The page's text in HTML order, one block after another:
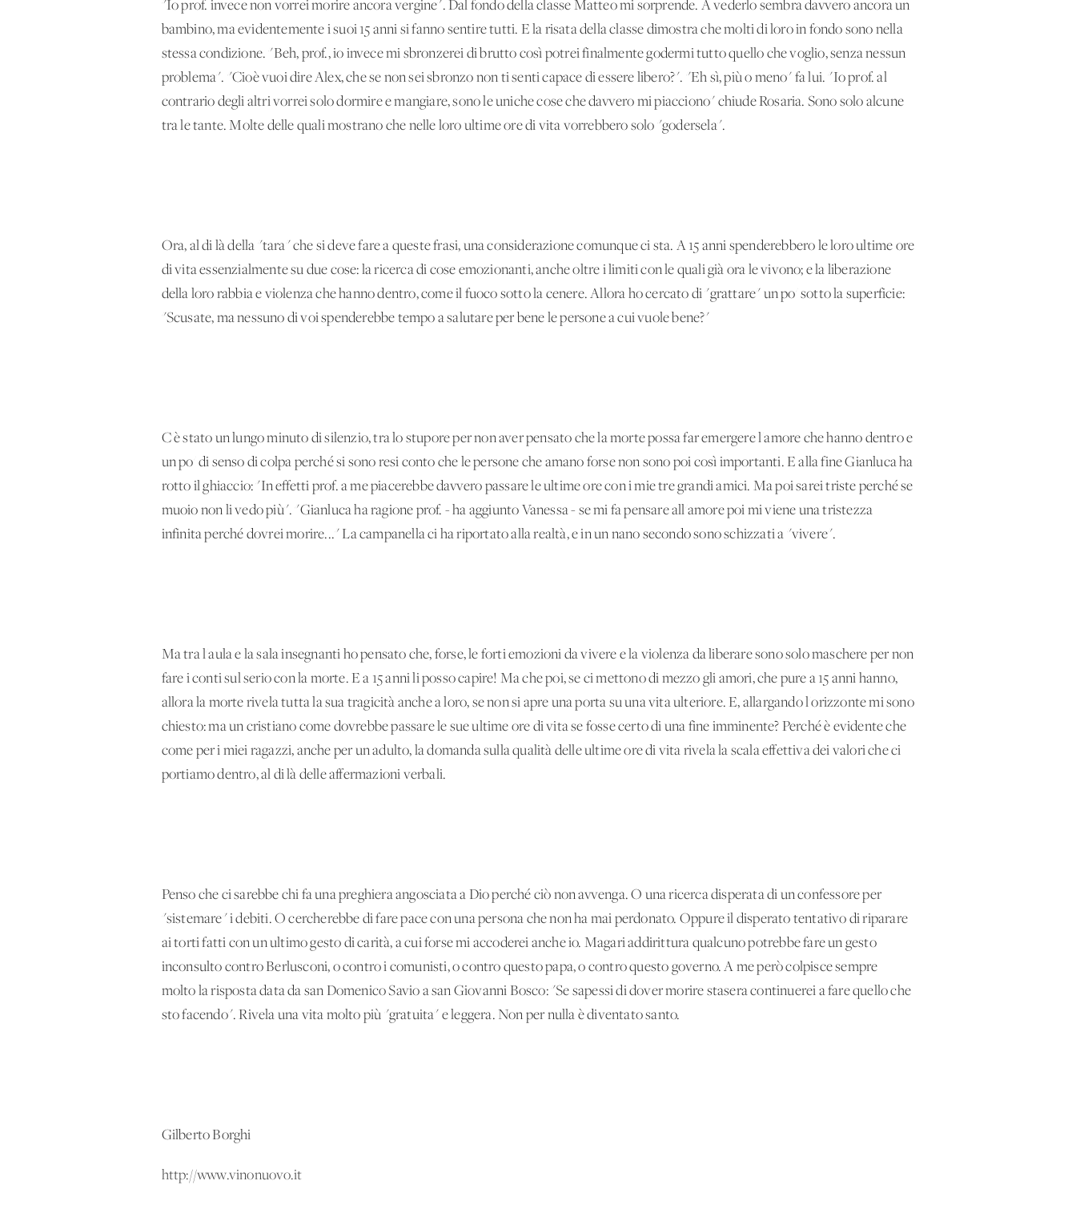
"Io prof. invece non vorrei morire ancora vergine". Dal fondo della classe Matteo mi sorprende. A vederlo sembra davvero ancora un
bambino, ma evidentemente i suoi 15 anni si fanno sentire tutti. E la risata della classe dimostra che molti di loro in fondo sono nella
stessa condizione. "Beh, prof., io invece mi sbronzerei di brutto così potrei finalmente godermi tutto quello che voglio, senza nessun
problema". "Cioè vuoi dire Alex, che se non sei sbronzo non ti senti capace di essere libero?". "Eh sì, più o meno" fa lui. "Io prof. al
contrario degli altri vorrei solo dormire e mangiare, sono le uniche cose che davvero mi piacciono" chiude Rosaria. Sono solo alcune
tra le tante. Molte delle quali mostrano che nelle loro ultime ore di vita vorrebbero solo "godersela".
Ora, al di là della "tara" che si deve fare a queste frasi, una considerazione comunque ci sta. A 15 anni spenderebbero le loro ultime ore
di vita essenzialmente su due cose: la ricerca di cose emozionanti, anche oltre i limiti con le quali già ora le vivono; e la liberazione
della loro rabbia e violenza che hanno dentro, come il fuoco sotto la cenere. Allora ho cercato di "grattare" un po' sotto la superficie:
"Scusate, ma nessuno di voi spenderebbe tempo a salutare per bene le persone a cui vuole bene?"
C'è stato un lungo minuto di silenzio, tra lo stupore per non aver pensato che la morte possa far emergere l'amore che hanno dentro e
un po' di senso di colpa perché si sono resi conto che le persone che amano forse non sono poi così importanti. E alla fine Gianluca ha
rotto il ghiaccio: "In effetti prof. a me piacerebbe davvero passare le ultime ore con i mie tre grandi amici. Ma poi sarei triste perché se
muoio non li vedo più". "Gianluca ha ragione prof. - ha aggiunto Vanessa - se mi fa pensare all'amore poi mi viene una tristezza
infinita perché dovrei morire..." La campanella ci ha riportato alla realtà, e in un nano secondo sono schizzati a "vivere".
Ma tra l'aula e la sala insegnanti ho pensato che, forse, le forti emozioni da vivere e la violenza da liberare sono solo maschere per non
fare i conti sul serio con la morte. E a 15 anni li posso capire! Ma che poi, se ci mettono di mezzo gli amori, che pure a 15 anni hanno,
allora la morte rivela tutta la sua tragicità anche a loro, se non si apre una porta su una vita ulteriore. E, allargando l'orizzonte mi sono
chiesto: ma un cristiano come dovrebbe passare le sue ultime ore di vita se fosse certo di una fine imminente? Perché è evidente che
come per i miei ragazzi, anche per un adulto, la domanda sulla qualità delle ultime ore di vita rivela la scala effettiva dei valori che ci
portiamo dentro, al di là delle affermazioni verbali.
Penso che ci sarebbe chi fa una preghiera angosciata a Dio perché ciò non avvenga. O una ricerca disperata di un confessore per
"sistemare" i debiti. O cercherebbe di fare pace con una persona che non ha mai perdonato. Oppure il disperato tentativo di riparare
ai torti fatti con un ultimo gesto di carità, a cui forse mi accoderei anche io. Magari addirittura qualcuno potrebbe fare un gesto
inconsulto contro Berlusconi, o contro i comunisti, o contro questo papa, o contro questo governo. A me però colpisce sempre
molto la risposta data da san Domenico Savio a san Giovanni Bosco: "Se sapessi di dover morire stasera continuerei a fare quello che
sto facendo". Rivela una vita molto più "gratuita" e leggera. Non per nulla è diventato santo.
Gilberto Borghi
http://www.vinonuovo.it